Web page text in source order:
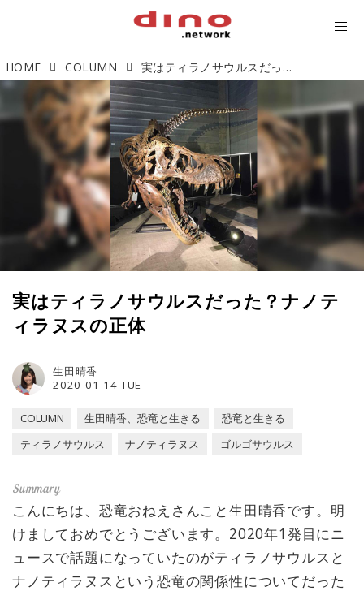
HOME COLUMN 実はティラノサウルスだった？ナノティラヌスの正体
実はティラノサウルスだった？ナノテ
ィラヌスの正体
2020-01-14 TUE
生田晴香
COLUMN 生田晴香、恐竜と生きる
恐竜と生きる
ティラノサウルス
ナノティラヌス ゴルゴサウルス
こんにちは、恐竜おねえさんこと生田晴香です。明
けましておめでとうございます。2020年1発目にニ
ュースで話題になっていたのがティラノサウルスと
ナノティラヌスという恐竜の関係性についてだった